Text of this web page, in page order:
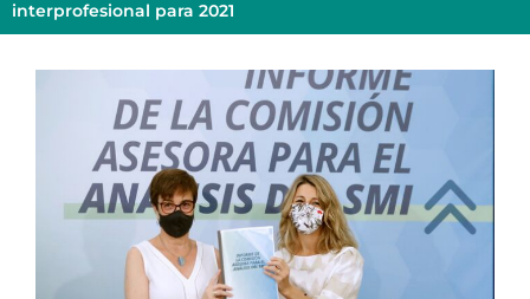
interprofesional para 2021